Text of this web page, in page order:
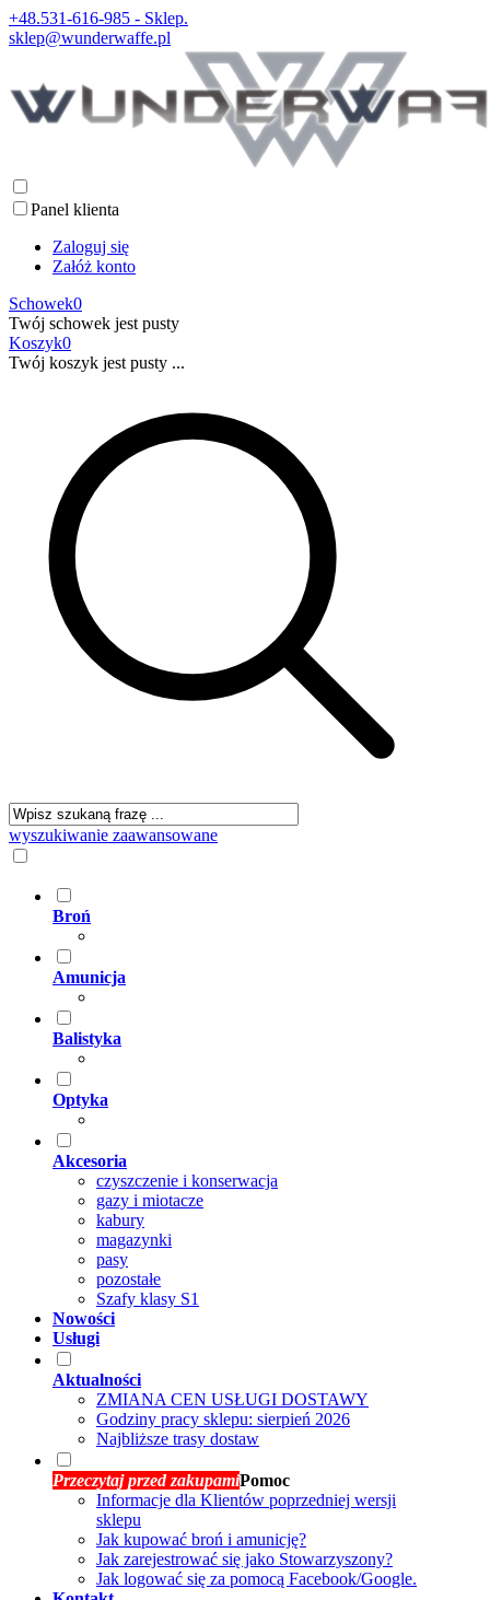
+48.531-616-985 - Sklep.
sklep@wunderwaffe.pl
Panel klienta
Zaloguj się
Załóż konto
Schowek0
Twój schowek jest pusty
Koszyk0
Twój koszyk jest pusty ...
wyszukiwanie zaawansowane
Broń
Amunicja
Balistyka
Optyka
Akcesoria
czyszczenie i konserwacja
gazy i miotacze
kabury
magazynki
pasy
pozostałe
Szafy klasy S1
Nowości
Usługi
Aktualności
ZMIANA CEN USŁUGI DOSTAWY
Godziny pracy sklepu: sierpień 2026
Najbliższe trasy dostaw
Przeczytaj przed zakupamiPomoc
Informacje dla Klientów poprzedniej wersji
sklepu
Jak kupować broń i amunicję?
Jak zarejestrować się jako Stowarzyszony?
Jak logować się za pomocą Facebook/Google.